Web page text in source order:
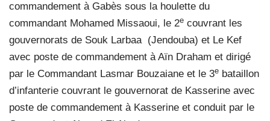
commandement à Gabès sous la houlette du
commandant Mohamed Missaoui, le 2e couvrant les
gouvernorats de Souk Larbaa (Jendouba) et Le Kef
avec poste de commandement à Aïn Draham et dirigé
par le Commandant Lasmar Bouzaiane et le 3e bataillon
d’infanterie couvrant le gouvernorat de Kasserine avec
poste de commandement à Kasserine et conduit par le